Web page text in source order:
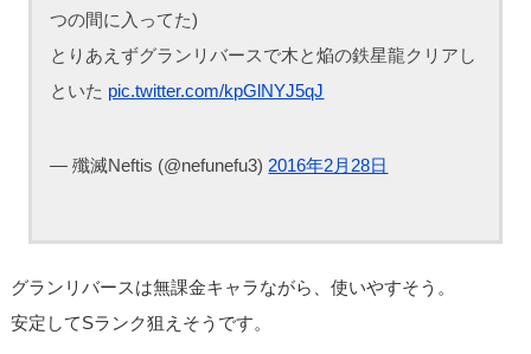
つの間に入ってた)
とりあえずグランリバースで木と焔の鉄星龍クリアし
といた pic.twitter.com/kpGlNYJ5qJ
— 殲滅Neftis (@nefunefu3) 2016年2月28日
グランリバースは無課金キャラながら、使いやすそう。
安定してSランク狙えそうです。